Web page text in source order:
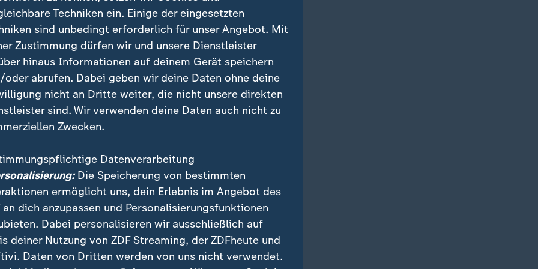
fürMenschen, die süchtigsind.
Super-Märktesindsehr schlauaufgebaut.
Tricks.
besonders deutlich
bringtviel Geldein.
dass man wartet.
Wenn wir länger warten, wird uns langweilig.
uns dieProduktegenauer an.
Techniken ein. Einige der eingesetzten
sind unbedingt erforderlich für unser Angebot. Mit
Zustimmung dürfen wir und unsere Dienstleister
hinaus Informationen auf deinem Gerät speichern
oder abrufen. Dabei geben wir deine Daten ohne deine
nicht an Dritte weiter, die nicht unsere direkten
sind. Wir verwenden deine Daten auch nicht zu
Zwecken.
Datenverarbeitung
Die Speicherung von bestimmten
ermöglicht uns, dein Erlebnis im Angebot des
an dich anzupassen und Personalisierungsfunktionen
Dabei personalisieren wir ausschließlich auf
deiner Nutzung von ZDF Streaming, der ZDFheute und
Daten von Dritten werden von uns nicht verwendet.